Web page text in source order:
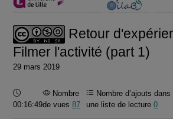
Retour
Filmer l'activité (part 1)
29 mars 2019
Durée :
00:16:49
Nombre
de vues 87
Nombre d’ajouts dans
une liste de lecture0